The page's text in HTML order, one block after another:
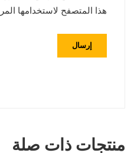
هذا المتصفح لاستخدامها
منتجات ذات صلة